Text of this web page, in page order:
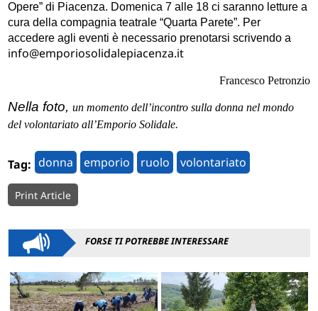
Opere” di Piacenza. Domenica 7 alle 18 ci saranno letture a
cura della compagnia teatrale “Quarta Parete”. Per
accedere agli eventi è necessario prenotarsi scrivendo a
info@emporiosolidalepiacenza.it
Francesco Petronzio
Nella foto,un momento dell’incontro sulla donna nel mondo
del volontariato all’Emporio Solidale.
Tag: donna emporio ruolo volontariato
Print Article
FORSE TI POTREBBE INTERESSARE